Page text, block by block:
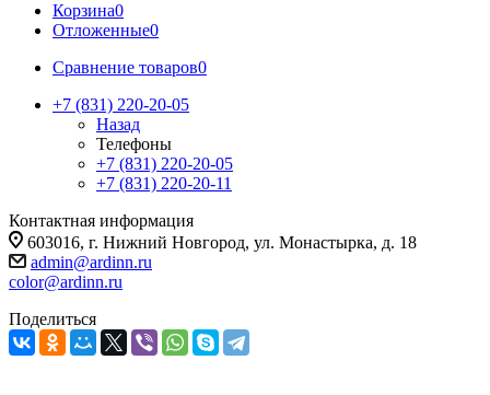
Корзина0
Отложенные0
Сравнение товаров0
+7 (831) 220-20-05
Назад
Телефоны
+7 (831) 220-20-05
+7 (831) 220-20-11
Контактная информация
603016, г. Нижний Новгород, ул. Монастырка, д. 18
admin@ardinn.ru
color@ardinn.ru
Поделиться